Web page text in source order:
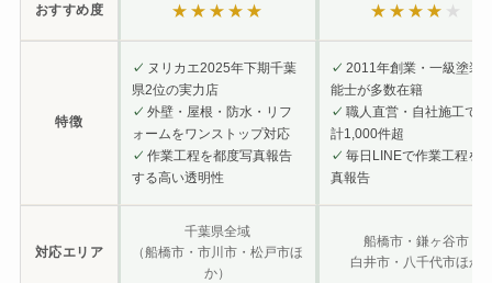
おすすめ度 ★★★★★ ★★★★ ★
特徴
✓ ヌリカエ2025年下期千葉
県2位の実力店
✓ 外壁・屋根・防水・リフ
ォームをワンストップ対応
✓ 作業工程を都度写真報告
する高い透明性
✓ 2011年創業・一級塗装
能士が多数在籍
✓ 職人直営・自社施工で累
計1,000件超
✓ 毎日LINEで作業工程を
真報告
対応エリア
千葉県全域
（船橋市・市川市・松戸市ほ
か）
船橋市・鎌ヶ谷市
白井市・八千代市ほか